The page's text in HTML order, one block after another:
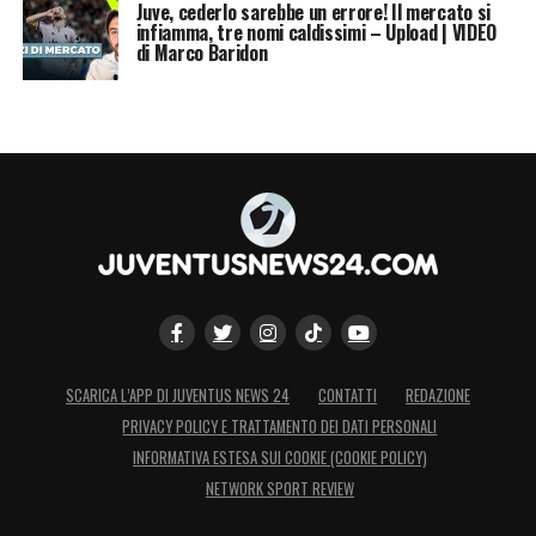
da titolare ma fu determinante dalla
panchina. Questo fu uno stimolo a dare di
più: fummo contenti di essere protagonisti
nelle partite in cui venne fatto giocare. In
quel periodo dovevamo trovare degli stimoli
ad andare avanti: c’era una lotta con sé
stessi per migliorare i propri dati. Non
poco, ma l’obiettivo di ogni giorno era quello
LA PLAYLIST DELLE NOSTRE TOP NEWS
Juve, cederlo sarebbe un errore! Il mercato si
infiamma, tre nomi caldissimi – Upload | VIDEO
di Marco Baridon
SCARICA L’APP DI JUVENTUS NEWS 24 CONTATTI
REDAZIONE
PRIVACY POLICY E TRATTAMENTO DEI DATI PERSONALI
INFORMATIVA ESTESA SUI COOKIE (COOKIE POLICY)
NETWORK SPORT REVIEW